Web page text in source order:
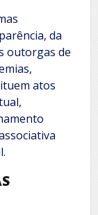
da
outorgas de
atos